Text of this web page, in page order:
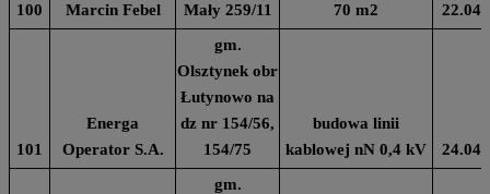
100 Marcin Febel
Mały 259/11
70 m2
101
Energa
Operator S.A.
gm.
Olsztynek obr
Łutynowo na
dz nr 154/56,
154/75
budowa linii
kablowej nN 0,4 kV
gm.